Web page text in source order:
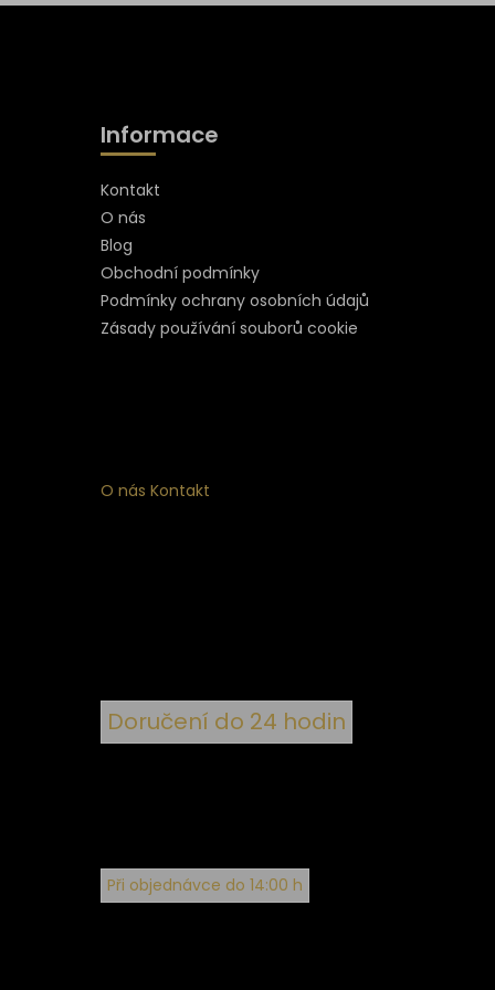
Informace
Kontakt
O nás
Blog
Obchodní podmínky
Podmínky ochrany osobních údajů
Zásady používání souborů cookie
O nás Kontakt
Doručení do 24 hodin
Při objednávce do 14:00 h